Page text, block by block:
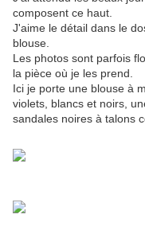
composent ce haut.
J'aime le détail dans le
blouse.
Les photos sont parfois
la pièce où je les prend.
Ici je porte une blouse à
violets, blancs et noirs,
sandales noires à talons